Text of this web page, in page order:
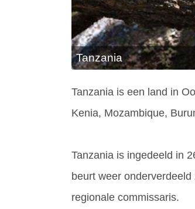
Tanzania
Tanzania is een land in
Kenia, Mozambique,
Tanzania is ingedeeld in
beurt weer
regionale commissaris.